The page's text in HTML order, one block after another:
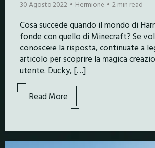
30 Agosto 2022 Hermione 2 min read
Cosa succede quando il mondo di
fonde con quello di Minecraft? Se
conoscere la risposta, continuate a
articolo per scoprire la magica
utente. Ducky, […]
Read More